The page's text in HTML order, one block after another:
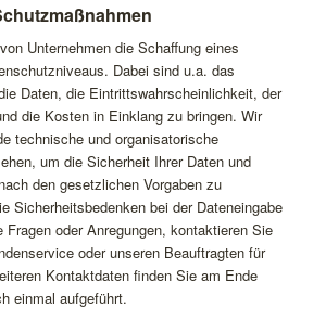
Unternehmen die Schaffung eines
Dabei sind u.a. das
Daten, die Eintrittswahrscheinlichkeit, der
die Kosten in Einklang zu bringen. Wir
technische und organisatorische
um die Sicherheit Ihrer Daten und
den gesetzlichen Vorgaben zu
Sicherheitsbedenken bei der Dateneingabe
Fragen oder Anregungen, kontaktieren Sie
oder unseren Beauftragten für
Kontaktdaten finden Sie am Ende
einmal aufgeführt.